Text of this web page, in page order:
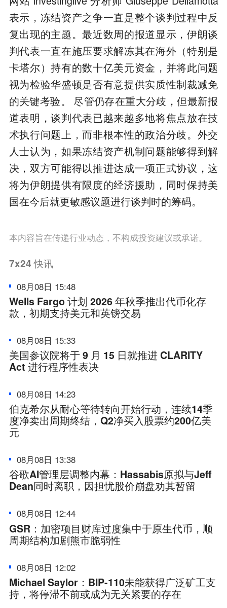
表示，冻结资产之争一直是整个谈判过程中反
复出现的主题。最近数周的报道显示，伊朗谈
判代表一直在施压要求解冻其在海外（特别是
卡塔尔）持有的数十亿美元资金，并将此问题
视为检验华盛顿是否有意提供实质性制裁减免
的关键考验。 尽管仍存在重大分歧，但最新报
道表明，谈判代表已越来越多地将焦点放在技
术执行问题上，而非根本性的政治分歧。外交
人士认为，如果冻结资产机制问题能够得到解
决，双方可能得以推进达成一项正式协议，这
将为伊朗提供有限度的经济援助，同时保持美
国在今后就更敏感议题进行谈判时的筹码。
本内容旨在传递行业动态，不构成投资建议或承诺。
7x24快讯
08月08日 15:48
Wells Fargo 计划 2026 年秋季推出代币化存
款，初期支持美元和英镑交易
08月08日 15:33
美国参议院将于 9 月 15 日就推进 CLARITY
Act 进行程序性表决
08月08日 14:23
伯克希尔从耐心等待转向开始行动，连续14季
度净卖出周期终结，Q2净买入股票约200亿美
元
08月08日 13:38
谷歌AI管理层调整内幕：Hassabis原拟与Jeff
Dean同时离职，因担忧股价崩盘劝其暂留
08月08日 12:44
GSR：加密项目财库过度集中于原生代币，顺
周期结构加剧熊市脆弱性
08月08日 12:02
Michael Saylor：BIP-110未能获得广泛矿工支
持，将停滞不前或成为无关紧要的存在